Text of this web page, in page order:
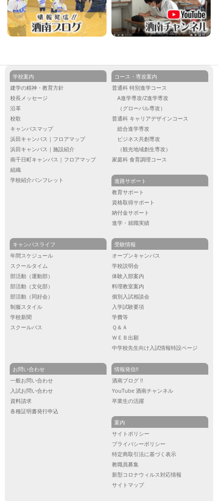
学校案内
建学の精神・教育方針
校長メッセージ
沿革
校歌
キャンパスマップ
浜田キャンパス｜フロアマップ
浜田キャンパス｜施設紹介
南千日町キャンパス｜フロアマップ
組織
学校紹介パンフレット
コース・専攻案内
普通科 特別進学コース
A進学専攻/Z進学専攻
（グローバル専攻）
普通科 キャリアデザインコース
総合進学専攻
ビジネス共創専攻
（観光地域創生専攻）
家庭科 食育調理コース
進路サポート
教育サポート
資格取得サポート
納付金サポート
進学・就職実績
キャンパスライフ
年間スケジュール
スクールタイム
部活動（運動部）
部活動（文化部）
部活動（同好会）
制服スタイル
学校新聞
スクールバス
受験情報
オープンキャンパス
学校説明会
体験入部案内
料理教室案内
個別入試相談会
入学試験要項
学費等
Ｑ＆Ａ
ＷＥＢ出願
中学校先生向け入試情報特設ページ
お問い合わせ
一般お問い合わせ
入試お問い合わせ
資料請求
各種証明書発行申込
情報発信!!
酒南ブログ !!
YouTube 酒南チャンネル
卒業生の活躍
案内
サイトポリシー
プライバシーポリシー
特定商取引法に基づく表示
教職員募集
新型コロナウィルス対応情報
サイトマップ